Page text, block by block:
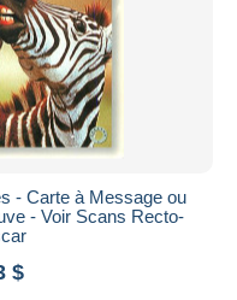
- Carte à Message ou
- Voir Scans Recto-
$